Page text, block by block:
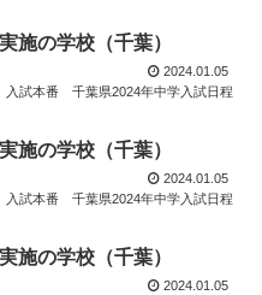
施の学校（千葉）
2024.01.05
入試本番
千葉県2024年中学入試日程
施の学校（千葉）
2024.01.05
入試本番
千葉県2024年中学入試日程
施の学校（千葉）
2024.01.05